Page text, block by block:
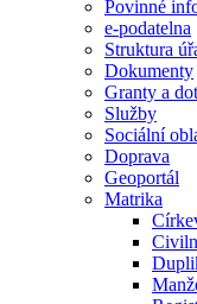
Povinné
e-podatelna
Struktura
Dokumenty
Granty a
Služby
Sociální
Doprava
Geoportál
Matrika